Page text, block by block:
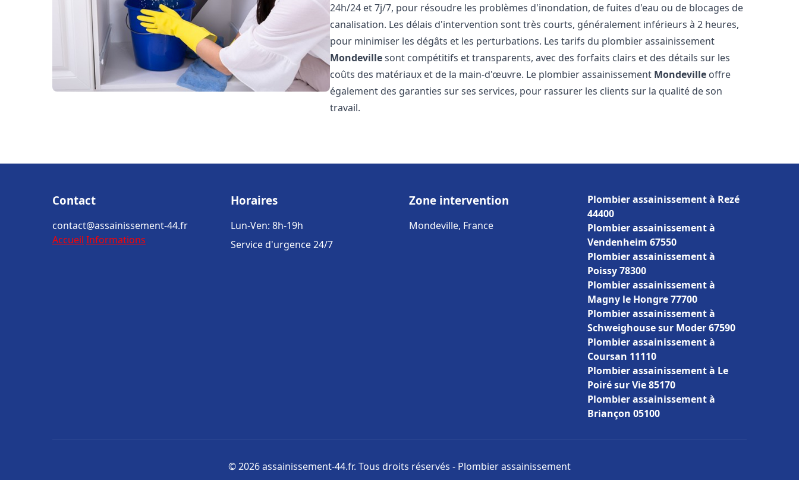
24h/24 et 7j/7, pour résoudre les problèmes d'inondation, de fuites d'eau ou de blocages de
canalisation. Les délais d'intervention sont très courts, généralement inférieurs à 2 heures,
pour minimiser les dégâts et les perturbations. Les tarifs du plombier assainissement
Mondevillesont compétitifs et transparents, avec des forfaits clairs et des détails sur les
coûts des matériaux et de la main-d'œuvre. Le plombier assainissement Mondeville offre
également des garanties sur ses services, pour rassurer les clients sur la qualité de son
travail.
Contact
contact@assainissement-44.fr
Accueil Informations
Horaires
Lun-Ven: 8h-19h
Service d'urgence 24/7
Zone intervention
Mondeville, France
Plombier assainissement à Rezé
44400
Plombier assainissement à
Vendenheim 67550
Plombier assainissement à
Poissy 78300
Plombier assainissement à
Magny le Hongre 77700
Plombier assainissement à
Schweighouse sur Moder 67590
Plombier assainissement à
Coursan 11110
Plombier assainissement à Le
Poiré sur Vie 85170
Plombier assainissement à
Briançon 05100
© 2026 assainissement-44.fr. Tous droits réservés - Plombier assainissement